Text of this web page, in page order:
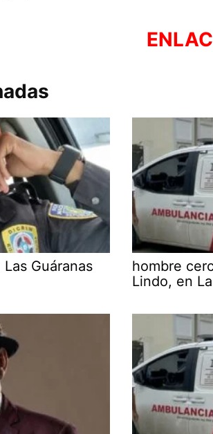
Guáranas
hombre
Lindo, en